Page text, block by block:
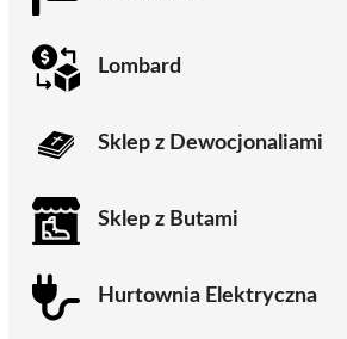
Lombard
Sklep z Dewocjonaliami
Sklep z Butami
Hurtownia Elektryczna